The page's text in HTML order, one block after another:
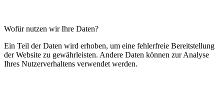
Wofür nutzen wir Ihre Daten?
Ein Teil der Daten wird erhoben, um eine fehlerfreie Bereitstellung
der Website zu gewährleisten. Andere Daten können zur Analyse
Ihres Nutzerverhaltens verwendet werden.